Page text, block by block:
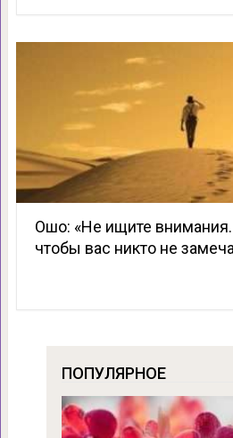
Ошо: «Не ищите внимания.
чтобы вас никто не
ПОПУЛЯРНОЕ